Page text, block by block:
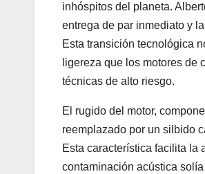
inhóspitos del planeta.
entrega de par inmediato y
Esta transición tecnológica
ligereza que los motores
técnicas de alto riesgo.
El rugido del motor,
reemplazado por un silbido
Esta característica facilita la
contaminación acústica